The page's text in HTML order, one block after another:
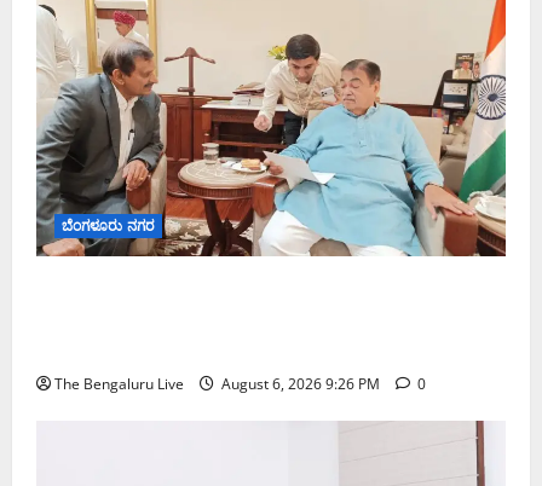
ಬೆಂಗಳೂರು ನಗರ
The Bengaluru Live August 6, 2026 9:26 PM 0